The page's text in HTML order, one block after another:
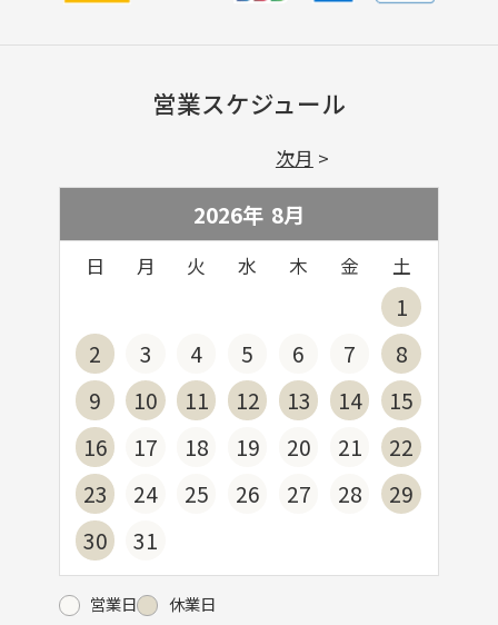
営業スケジュール
2026年 8月
日 月 火 水 木 金 土
1
2
3 4 5 6 7
8
9
10 11 12 13 14
15
16
17 18 19 20 21
22
23
24 25 26 27 28
29
30
31
次月
営業日
休業日